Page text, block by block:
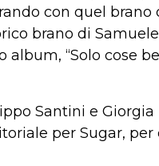
con quel
brano di
album, “Solo cose
Santini e Giorgia
per Sugar,